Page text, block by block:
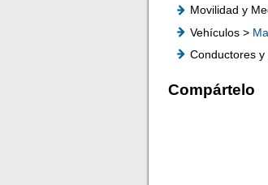
Movilidad y
Vehículos >
Conductores
Compártelo